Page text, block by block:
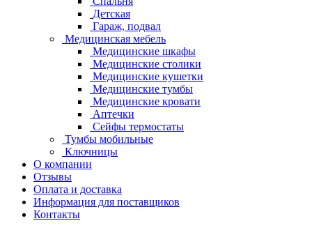
Детская
Гараж, подвал
Медицинская мебель
Медицинские шкафы
Медицинские столики
Медицинские кушетки
Медицинские тумбы
Медицинские кровати
Аптечки
Сейфы термостаты
Тумбы мобильные
Ключницы
О компании
Отзывы
Оплата и доставка
Информация для поставщиков
Контакты